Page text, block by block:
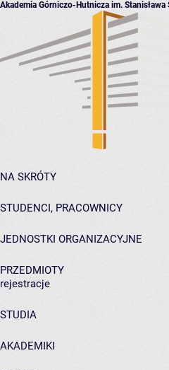
Akademia Górniczo-Hutnicza im. Stanisława
NA SKRÓTY
STUDENCI, PRACOWNICY
JEDNOSTKI ORGANIZACYJNE
PRZEDMIOTY
rejestracje
STUDIA
AKADEMIKI